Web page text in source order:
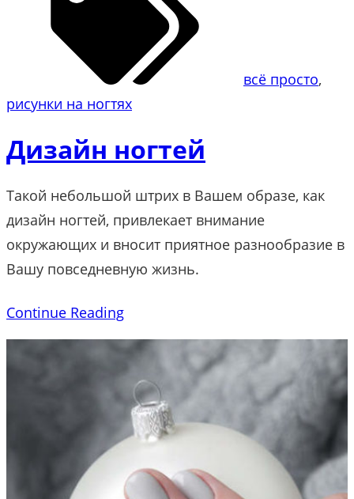
всё просто
рисунки на ногтях
Дизайн ногтей
Такой небольшой штрих в Вашем образе, как
дизайн ногтей, привлекает внимание
окружающих и вносит приятное разнообразие в
Вашу повседневную жизнь.
Continue Reading